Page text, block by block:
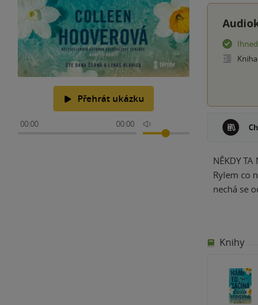
Přehrát ukázku
00:00 00:00
NĚKDY
Rylem co
nechá se
Knihy